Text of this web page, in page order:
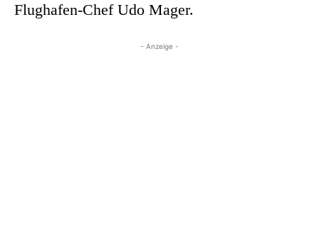
Flughafen-Chef Udo Mager.
- Anzeige -